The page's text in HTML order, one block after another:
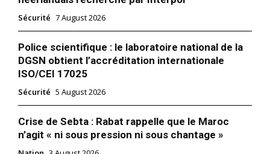
Sécurité 7 August 2026
Police scientifique : le laboratoire national de la
DGSN obtient l’accréditation internationale
ISO/CEI 17025
Sécurité 5 August 2026
Crise de Sebta : Rabat rappelle que le Maroc
n’agit « ni sous pression ni sous chantage »